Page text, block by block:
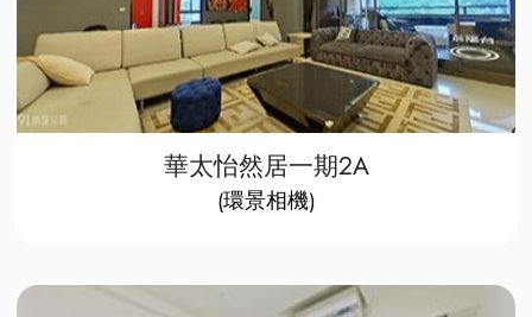
華太怡然居一期2A
​(環景相機)​​